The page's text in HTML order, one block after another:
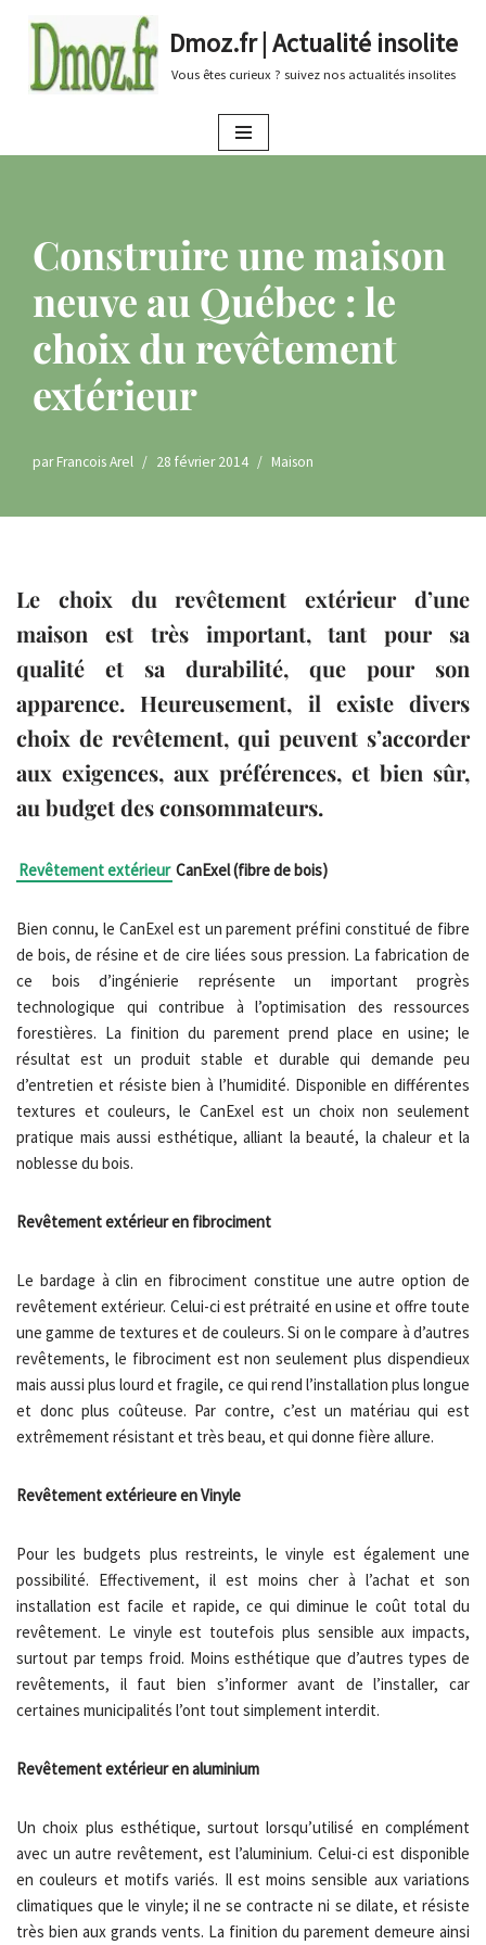
au
Dmoz.fr | Actualité insolite
Vous êtes curieux ? suivez nos actualités insolites
Construire une maison
neuve au Québec : le
choix du revêtement
extérieur
parFrancois Arel 28 février 2014 Maison
Le choix du revêtement extérieur d’une
maison est très important, tant pour sa
qualité et sa durabilité, que pour son
apparence. Heureusement, il existe divers
choix de revêtement, qui peuvent s’accorder
aux exigences, aux préférences, et bien sûr,
au budget des consommateurs.
Revêtement extérieur CanExel (fibre de bois)
Bien connu, le CanExel est un parement préfini constitué de fibre
de bois, de résine et de cire liées sous pression. La fabrication de
ce bois d’ingénierie représente un important progrès
technologique qui contribue à l’optimisation des ressources
forestières. La finition du parement prend place en usine; le
résultat est un produit stable et durable qui demande peu
d’entretien et résiste bien à l’humidité. Disponible en différentes
textures et couleurs, le CanExel est un choix non seulement
pratique mais aussi esthétique, alliant la beauté, la chaleur et la
noblesse du bois.
Revêtement extérieur en fibrociment
Le bardage à clin en fibrociment constitue une autre option de
revêtement extérieur. Celui-ci est prétraité en usine et offre toute
une gamme de textures et de couleurs. Si on le compare à d’autres
revêtements, le fibrociment est non seulement plus dispendieux
mais aussi plus lourd et fragile, ce qui rend l’installation plus longue
et donc plus coûteuse. Par contre, c’est un matériau qui est
extrêmement résistant et très beau, et qui donne fière allure.
Revêtement extérieure en Vinyle
Pour les budgets plus restreints, le vinyle est également une
possibilité. Effectivement, il est moins cher à l’achat et son
installation est facile et rapide, ce qui diminue le coût total du
revêtement. Le vinyle est toutefois plus sensible aux impacts,
surtout par temps froid. Moins esthétique que d’autres types de
revêtements, il faut bien s’informer avant de l’installer, car
certaines municipalités l’ont tout simplement interdit.
Revêtement extérieur en aluminium
Un choix plus esthétique, surtout lorsqu’utilisé en complément
avec un autre revêtement, est l’aluminium. Celui-ci est disponible
en couleurs et motifs variés. Il est moins sensible aux variations
climatiques que le vinyle; il ne se contracte ni se dilate, et résiste
très bien aux grands vents. La finition du parement demeure ainsi